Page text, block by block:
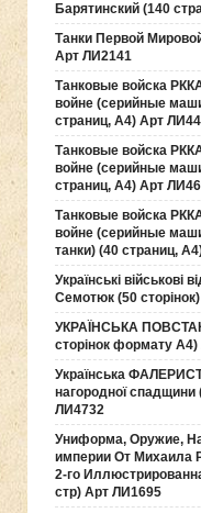
Барятинский (140
Танки Первой
Арт ЛИ2141
Танковые войска
войне (серийные
страниц, А4) Арт
Танковые войска
войне (серийные
страниц, А4) Арт
Танковые войска
войне (серийные
танки) (40 страниц,
Українські військові
Семотюк (50
УКРАЇНСЬКА
сторінок формату
Українська
нагородної спадщини
ЛИ4732
Униформа, Оружие,
империи От Михаила
2-го
стр) Арт ЛИ1695